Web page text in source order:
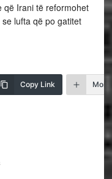
që Irani të reformohet
se lufta që po gatitet
Copy Link More